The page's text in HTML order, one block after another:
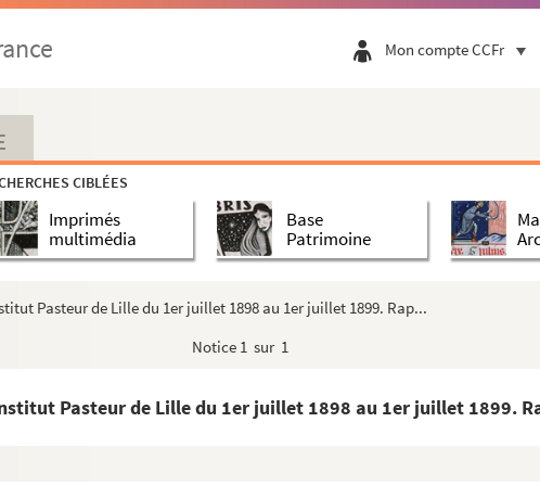
Mon compte CCFr
CIBLÉES
Imprimés
multimédia
Base
Patrimoine
Pasteur de Lille du 1er juillet 1898 au 1er juillet 1899. Rap...
Notice 1 sur 1
Pasteur de Lille du 1er juillet 1898 au 1er juillet 1899.
et de filles
et de filles
de commerce
abandonnés